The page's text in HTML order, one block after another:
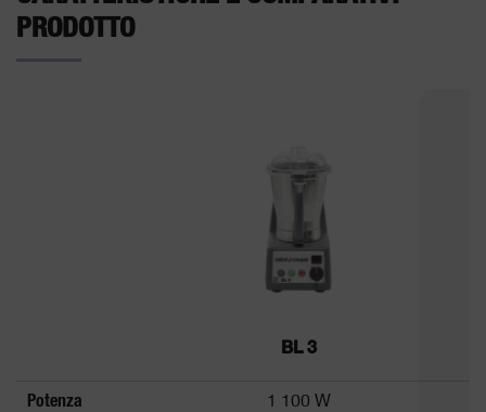
PRODOTTO
BL 3
Potenza 1 100 W